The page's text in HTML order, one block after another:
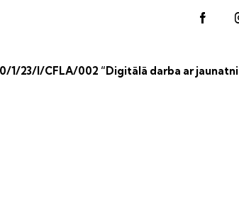
1/23/I/CFLA/002 “Digitālā darba ar jaunatni